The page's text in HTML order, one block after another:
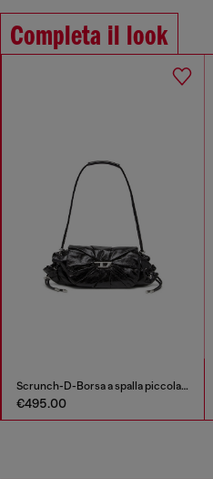
Completa il look
Scrunch-D-Borsa a spalla piccola arricciata in pelle lucida
€495.00